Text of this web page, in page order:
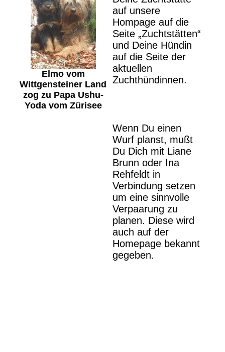
Elmo vom
Wittgensteiner Land
zog zu Papa Ushu-
Yoda vom Zürisee
auf unsere
Hompage auf die
Seite „Zuchtstätten“
und Deine Hündin
auf die Seite der
aktuellen
Zuchthündinnen.
Wenn Du einen
Wurf planst, mußt
Du Dich mit Liane
Brunn oder Ina
Rehfeldt in
Verbindung setzen
um eine sinnvolle
Verpaarung zu
planen. Diese wird
auch auf der
Homepage bekannt
gegeben.